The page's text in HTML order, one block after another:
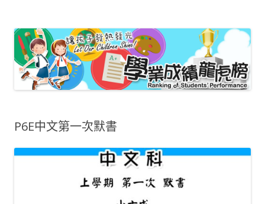
龍虎榜
P6E中文第一次默書